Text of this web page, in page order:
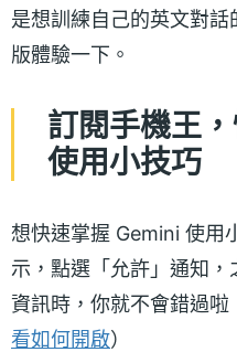
是想訓練自己的英文對
版體驗一下。
訂閱手機王
使用小技巧
想快速掌握 Gemini 使用
示，點選「允許」通知
資訊時，你就不會錯過啦
看如何開啟）